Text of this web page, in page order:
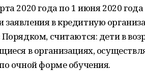
2020 года по 1 июня 2020
в кредитную
Порядком, считаются: дети в
в организациях,
очной форме обучения.